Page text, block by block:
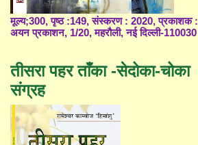
मूल्य;300, पृष्ठ :149, संस्करण : 2020, प्रकाशक :
अयन प्रकाशन, 1/20, महरौली, नई दिल्ली-110030
तीसरा पहर ताँका -सेदोका-चोका
संग्रह